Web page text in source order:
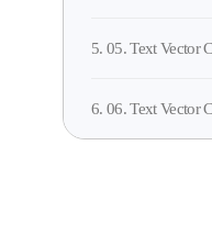
5. 05. Text Vector
6. 06. Text Vector